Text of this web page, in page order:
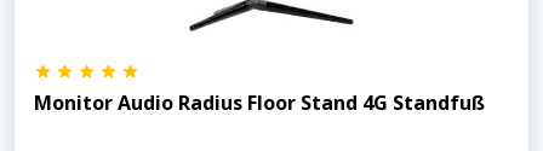
Monitor Audio Radius Floor Stand 4G Standfuß